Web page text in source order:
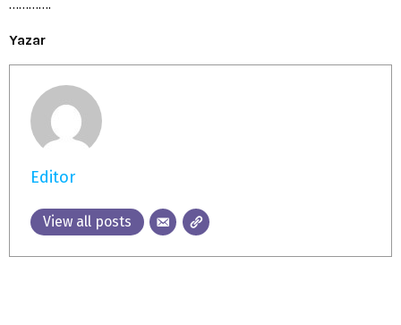
………….
Yazar
Editor
View all posts